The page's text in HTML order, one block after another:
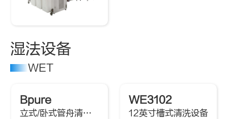
湿法设备
WET
Bpure
立式/卧式管舟清洗设备
WE3102
12英寸槽式清洗设备